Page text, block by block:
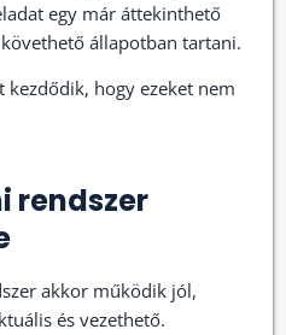
egy már áttekinthető
állapotban tartani.
hogy ezeket nem
rendszer
akkor működik jól,
és vezethető.